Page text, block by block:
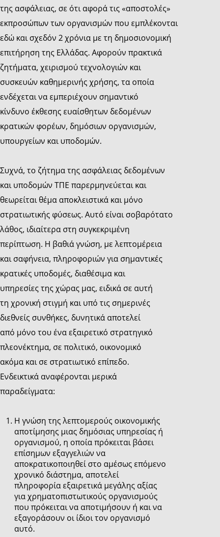
της ασφάλειας, σε ότι αφορά τις «αποστολές»
εκπροσώπων των οργανισμών που εμπλέκονται
εδώ και σχεδόν 2 χρόνια με τη δημοσιονομική
επιτήρηση της Ελλάδας. Αφορούν πρακτικά
ζητήματα, χειρισμού τεχνολογιών και
συσκευών καθημερινής χρήσης, τα οποία
ενδέχεται να εμπεριέχουν σημαντικό
κίνδυνο έκθεσης ευαίσθητων δεδομένων
κρατικών φορέων, δημόσιων οργανισμών,
υπουργείων και υποδομών.
Συχνά, το ζήτημα της ασφάλειας δεδομένων
και υποδομών ΤΠΕ παρερμηνεύεται και
θεωρείται θέμα αποκλειστικά και μόνο
στρατιωτικής φύσεως. Αυτό είναι σοβαρότατο
λάθος, ιδιαίτερα στη συγκεκριμένη
περίπτωση. Η βαθιά γνώση, με λεπτομέρεια
και σαφήνεια, πληροφοριών για σημαντικές
κρατικές υποδομές, διαθέσιμα και
υπηρεσίες της χώρας μας, ειδικά σε αυτή
τη χρονική στιγμή και υπό τις σημερινές
διεθνείς συνθήκες, δυνητικά αποτελεί
από μόνο του ένα εξαιρετικό στρατηγικό
πλεονέκτημα, σε πολιτικό, οικονομικό
ακόμα και σε στρατιωτικό επίπεδο.
Ενδεικτικά αναφέρονται μερικά
παραδείγματα:
Η γνώση της λεπτομερούς οικονομικής
αποτίμησης μιας δημόσιας υπηρεσίας ή
οργανισμού, η οποία πρόκειται βάσει
επίσημων εξαγγελιών να
αποκρατικοποιηθεί στο αμέσως επόμενο
χρονικό διάστημα, αποτελεί
πληροφορία εξαιρετικά μεγάλης αξίας
για χρηματοπιστωτικούς οργανισμούς
που πρόκειται να αποτιμήσουν ή και να
εξαγοράσουν οι ίδιοι τον οργανισμό
αυτό.